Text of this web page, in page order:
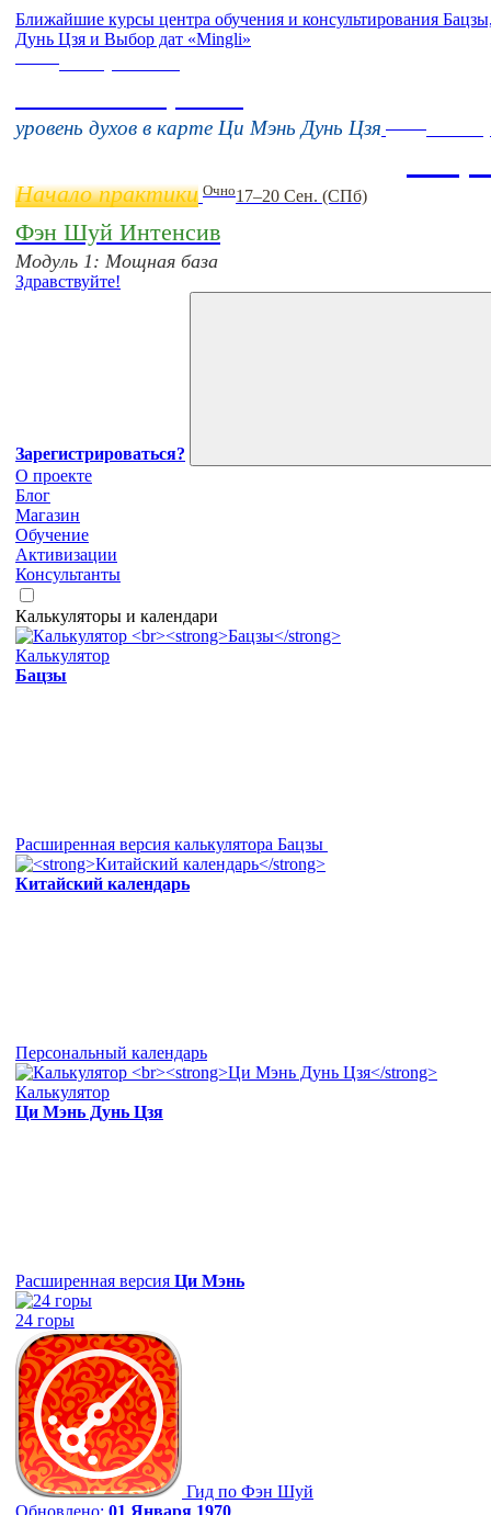
Ближайшие курсы центра обучения и консультирования
Дунь Цзя и Выбор дат «Mingli»
уровень духов в карте Ци Мэнь Дунь Цзя
Начало практики Очно17–20 Сен. (СПб)
Фэн Шуй Интенсив
Модуль 1: Мощная база
Здравствуйте!
Зарегистрироваться?
О проекте
Блог
Магазин
Обучение
Активизации
Консультанты
Калькуляторы и календари
Калькулятор
Бацзы
Расширенная версия калькулятора Бацзы
Китайский календарь
Персональный календарь
Калькулятор
Ци Мэнь Дунь Цзя
Расширенная версия Ци Мэнь
24 горы
Гид по Фэн Шуй